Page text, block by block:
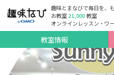
趣味とまなびで毎日を、
お教室21,000教室
オンラインレッスン・ワ
教室情報